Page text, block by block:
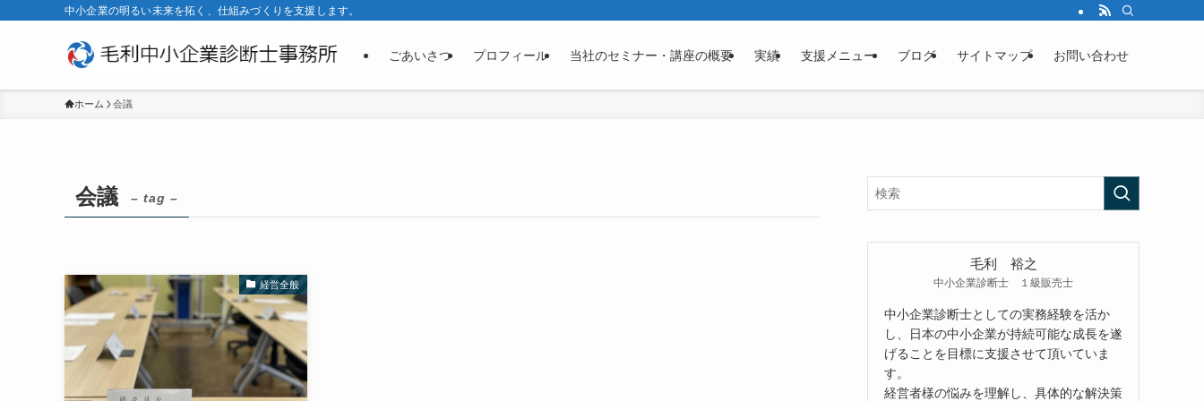
中小企業の明るい未来を拓く、仕組みづくりを支援します。
ごあいさつ プロフィール 当社のセミナー・講座の概要 実績 支援メニュー ブログ サイトマップ お問い合わせ
ホーム 会議
会議 – tag –
経営全般
毛利 裕之
中小企業診断士 １級販売士
中小企業診断士としての実務経験を活か
し、日本の中小企業が持続可能な成長を遂
げることを目標に支援させて頂いていま
す。
経営者様の悩みを理解し、具体的な解決策